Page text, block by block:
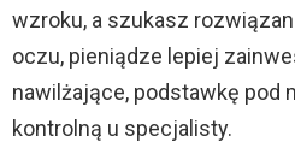
wzroku, a szukasz
oczu, pieniądze lepiej
nawilżające, podstawkę pod
kontrolną u specjalisty.